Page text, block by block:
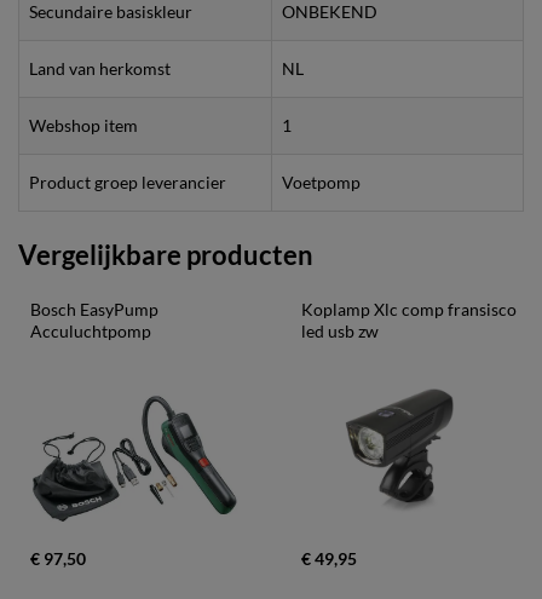
Secundaire basiskleur ONBEKEND
Land van herkomst NL
Webshop item 1
Product groep leverancier Voetpomp
Vergelijkbare producten
Bosch EasyPump
Acculuchtpomp
€ 97,50
Koplamp Xlc comp fransisco
led usb zw
€ 49,95